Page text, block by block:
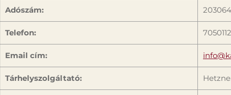
Adószám:
Telefon:
Email cím:
Tárhelyszolgáltató: